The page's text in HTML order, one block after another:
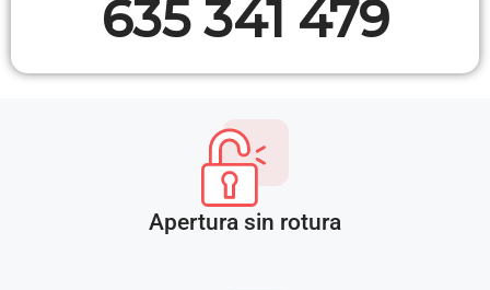
635 341 479
Apertura sin rotura